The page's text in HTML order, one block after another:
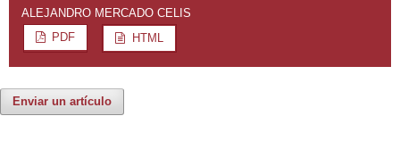
ALEJANDRO MERCADO CELIS
PDF
HTML
Enviar un artículo